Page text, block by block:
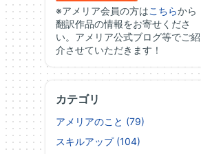
※アメリア会員の方はこちらから
翻訳作品の情報をお寄せくださ
い。アメリア公式ブログ等でご紹
介させていただきます！
カテゴリ
アメリアのこと (79)
スキルアップ (104)